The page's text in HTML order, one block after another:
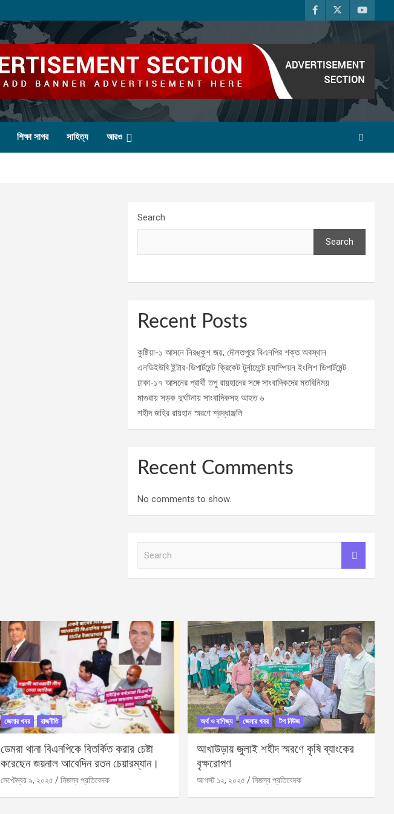
শিক্ষা সাগর সাহিত্য আরও
Search
Search
Recent Posts
কুষ্টিয়া-১ আসনে নিরঙ্কুশ জয়; দৌলতপুরে বিএনপির শক্ত অবস্থান
এনডিইউবি ইন্টার-ডিপার্টমেন্ট ক্রিকেট টুর্নামেন্টে চ্যাম্পিয়ন ইংলিশ ডিপার্টমেন্ট
ঢাকা-১৭ আসনের প্রার্থী তপু রায়হানের সঙ্গে সাংবাদিকদের মতবিনিময়
মাগুরায় সড়ক দুর্ঘটনায় সাংবাদিকসহ আহত ৬
শহীদ জহির রায়হান স্মরণে শ্রদ্ধাঞ্জলি
Recent Comments
No comments to show.
জেলার খবর রাজনীতি
ডেমরা থানা বিএনপিকে বিতর্কিত করার চেষ্টা
করেছেন জয়নাল আবেদিন রতন চেয়ারম্যান।
সেপ্টেম্বর ৯, ২০২৫ নিজস্ব প্রতিবেদক
অর্থ ও বাণিজ্য জেলার খবর টপ নিউজ
আখাউড়ায় জুলাই শহীদ স্মরণে কৃষি ব্যাংকের
বৃক্ষরোপণ
আগস্ট ১২, ২০২৫ নিজস্ব প্রতিবেদক